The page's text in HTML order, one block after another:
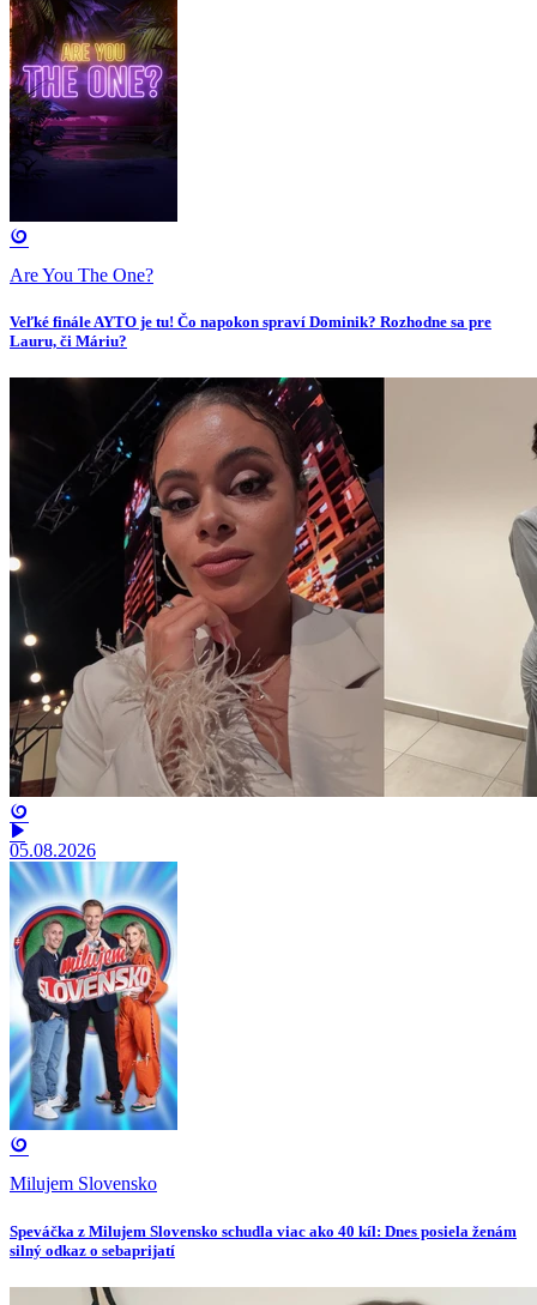
Are You The One?
Veľké finále AYTO je tu! Čo napokon spraví Dominik? Rozhodne sa pre
Lauru, či Máriu?
05.08.2026
Milujem Slovensko
Speváčka z Milujem Slovensko schudla viac ako 40 kíl: Dnes posiela ženám
silný odkaz o sebaprijatí